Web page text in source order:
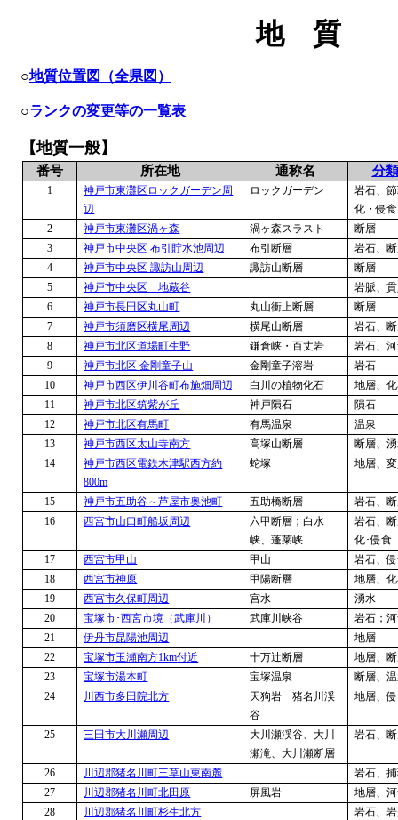
番号 所在地 通称名 分
1
神戸市東灘区ロックガーデン周
辺
ロックガーデン
岩石、
化・侵食
2
神戸市東灘区渦ヶ森 渦ヶ森スラスト
断層
3
神戸市中央区 布引貯水池周辺 布引断層
岩石、
4
神戸市中央区 諏訪山周辺 諏訪山断層
断層
5
神戸市中央区 地蔵谷
岩脈、
6
神戸市長田区丸山町 丸山衝上断層
断層
7
神戸市須磨区横尾周辺 横尾山断層
岩石、
8
神戸市北区道場町生野 鎌倉峡・百丈岩
岩石、
9
神戸市北区 金剛童子山 金剛童子溶岩
岩石
10
神戸市西区伊川谷町布施畑周辺 白川の植物化石
地層、
11
神戸市北区筑紫が丘 神戸隕石
隕石
12
神戸市北区有馬町 有馬温泉
温泉
13
神戸市西区太山寺南方 高塚山断層
断層、
14
神戸市西区電鉄木津駅西方約
800m
蛇塚 地層、
15 神戸市五助谷～芦屋市奥池町 五助橋断層
岩石、
16
西宮市山口町船坂周辺
六甲断層；白水
峡、蓬莱峡
岩石、
化･侵食
17
西宮市甲山 甲山
岩石、
18
西宮市神原 甲陽断層
地層、
19
西宮市久保町周辺 宮水
湧水
20
宝塚市･西宮市境（武庫川） 武庫川峡谷
岩石；
21
伊丹市昆陽池周辺
地層
22
宝塚市玉瀬南方1km付近 十万辻断層
地層、
23
宝塚市湯本町 宝塚温泉
断層、
24
川西市多田院北方
天狗岩 猪名川渓
谷
地層、
25 三田市大川瀬周辺
大川瀬渓谷、大川
瀬滝、大川瀬断層
岩石、
26 川辺郡猪名川町三草山東南麓
岩石、
27
川辺郡猪名川町北田原 屏風岩
地層、
28
川辺郡猪名川町杉生北方
岩石、
地 質
○地質位置図（全県図）
○ランクの変更等の一覧表
【地質一般】